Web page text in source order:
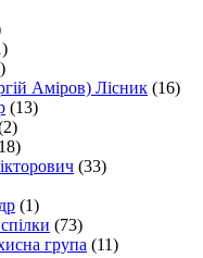
Аміров) Лісник (16)
(13)
(33)
(1)
(73)
група (11)